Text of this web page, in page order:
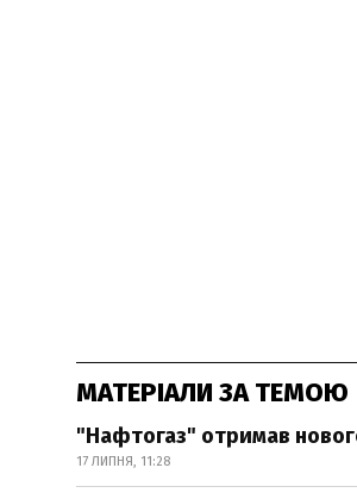
МАТЕРІАЛИ ЗА ТЕМОЮ
"Нафтогаз" отримав
17 ЛИПНЯ, 11:28